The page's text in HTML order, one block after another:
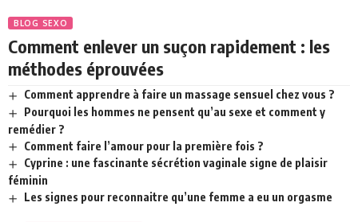
BLOG SEXO
Comment enlever un suçon rapidement : les
méthodes éprouvées
Comment apprendre à faire un massage sensuel chez vous ?
Pourquoi les hommes ne pensent qu’au sexe et comment y
remédier ?
Comment faire l’amour pour la première fois ?
Cyprine : une fascinante sécrétion vaginale signe de plaisir
féminin
Les signes pour reconnaitre qu’une femme a eu un orgasme